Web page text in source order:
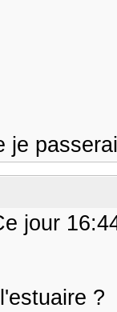
je
jour
?